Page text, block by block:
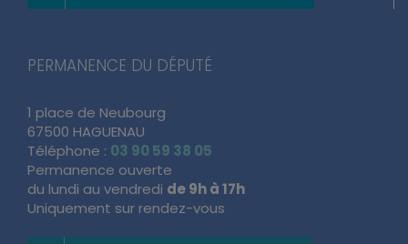
PERMANENCE DU DÉPUTÉ
1 place de Neubourg
67500 HAGUENAU
Téléphone : 03 90 59 38 05
Permanence ouverte
du lundi au vendredi de 9h à 17h
Uniquement sur rendez-vous